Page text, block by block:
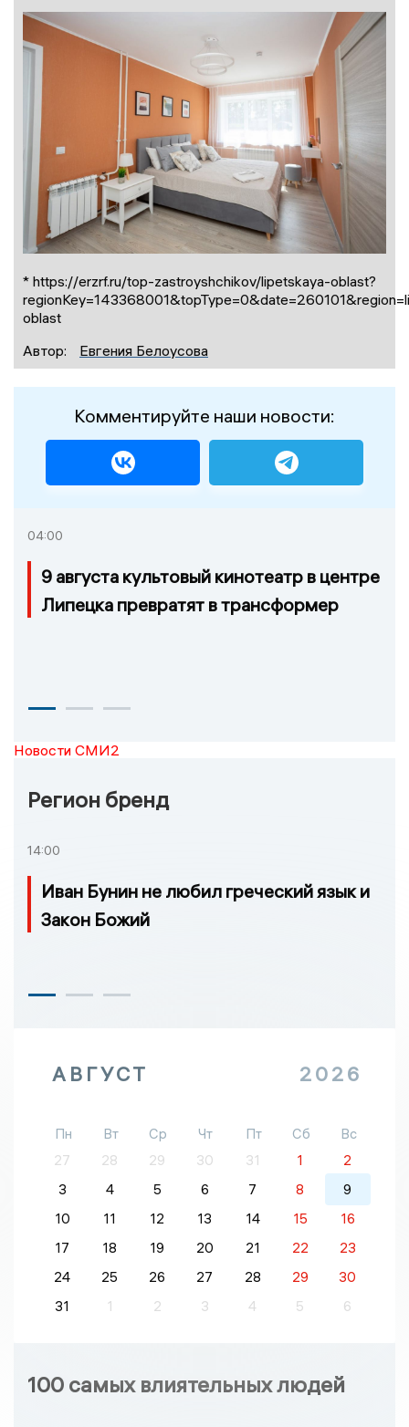
* https://erzrf.ru/top-zastroyshchikov/lipetskaya-oblast?
oblast
Автор:
Евгения Белоусова
Комментируйте наши новости:
04:00
9 августа культовый кинотеатр в центре
Липецка превратят в трансформер
Новости СМИ2
Регион бренд
14:00
Иван Бунин не любил греческий язык и
Закон Божий
АВГУСТ 2026
Пн Вт Ср Чт Пт Сб
Вс
27
28 29 30 31 1
2
3
4 5 6 7 8
9
10
11 12 13 14 15
16
17
18 19 20 21 22
23
24
25 26 27 28 29
30
31
1 2 3 4 5 6
100 самых влиятельных людей